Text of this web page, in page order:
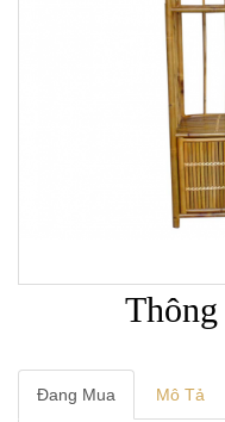
Thông
Đang Mua Mô Tả